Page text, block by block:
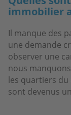
immobilier
Il manque des
une demande
observer une
nous
les quartiers du
sont devenus